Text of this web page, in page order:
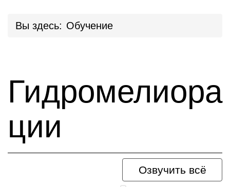
Вы здесь: Обучение
Гидромелиора
ции
Озвучить всё